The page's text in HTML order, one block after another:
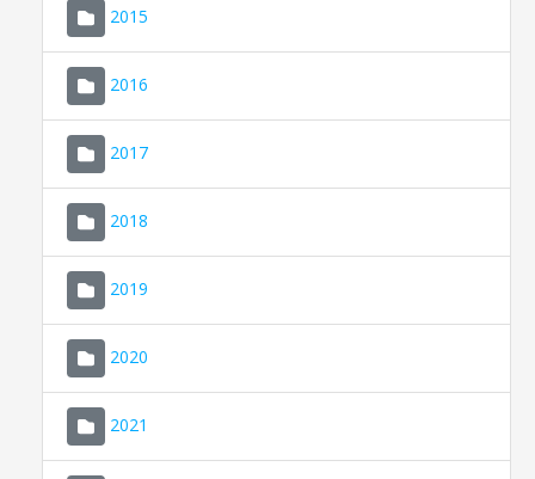
2015
2016
2017
2018
2019
2020
2021